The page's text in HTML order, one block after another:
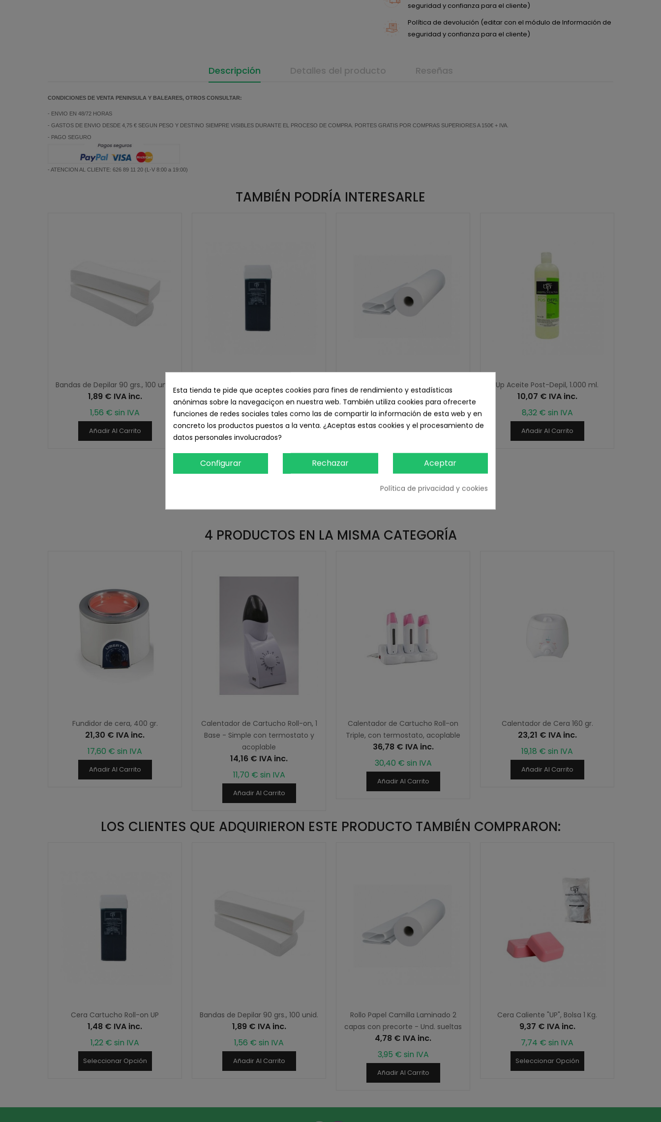
seguridad y confianza para el cliente)
Política de devolución (editar con el módulo de Información de
seguridad y confianza para el cliente)
Descripción Detalles del producto Reseñas
CONDICIONES DE VENTA PENINSULA Y BALEARES, OTROS CONSULTAR:
- ENVIO EN 48/72 HORAS
- GASTOS DE ENVIO DESDE 4,75 € SEGUN PESO Y DESTINO SIEMPRE VISIBLES DURANTE EL PROCESO DE COMPRA. PORTES GRATIS POR COMPRAS SUPERIORES A 150€ + IVA.
- PAGO SEGURO
- ATENCION AL CLIENTE: 626 89 11 20 (L-V 8:00 a 19:00)
TAMBIÉN PODRÍA INTERESARLE
Bandas de Depilar 90 grs., 100 unid.
1,89 € IVA inc.
1,56 € sin IVA
Añadir Al Carrito
Cera Cartucho Roll-on UP
1,48 € IVA inc.
1,22 € sin IVA
Seleccionar Opción
Rollo Papel Camilla Laminado 2
capas con precorte - Und. sueltas
4,78 € IVA inc.
3,95 € sin IVA
Up Aceite Post-Depil, 1.000 ml.
10,07 € IVA inc.
8,32 € sin IVA
Añadir Al Carrito
4 PRODUCTOS EN LA MISMA CATEGORÍA
Fundidor de cera, 400 gr.
21,30 € IVA inc.
17,60 € sin IVA
Añadir Al Carrito
Calentador de Cartucho Roll-on, 1
Base - Simple con termostato y
acoplable
14,16 € IVA inc.
11,70 € sin IVA
Añadir Al Carrito
Calentador de Cartucho Roll-on
Triple, con termostato, acoplable
36,78 € IVA inc.
30,40 € sin IVA
Añadir Al Carrito
Calentador de Cera 160 gr.
23,21 € IVA inc.
19,18 € sin IVA
Añadir Al Carrito
LOS CLIENTES QUE ADQUIRIERON ESTE PRODUCTO TAMBIÉN COMPRARON:
Cera Cartucho Roll-on UP
1,48 € IVA inc.
1,22 € sin IVA
Seleccionar Opción
Bandas de Depilar 90 grs., 100 unid.
1,89 € IVA inc.
1,56 € sin IVA
Añadir Al Carrito
Rollo Papel Camilla Laminado 2
capas con precorte - Und. sueltas
4,78 € IVA inc.
3,95 € sin IVA
Añadir Al Carrito
Cera Caliente "UP", Bolsa 1 Kg.
9,37 € IVA inc.
7,74 € sin IVA
Seleccionar Opción
Esta tienda te pide que aceptes cookies para fines de rendimiento y estadísticas
anónimas sobre la navegaciçon en nuestra web. También utiliza cookies para ofrecerte
funciones de redes sociales tales como las de compartir la información de esta web y en
concreto los productos puestos a la venta. ¿Aceptas estas cookies y el procesamiento de
datos personales involucrados?
Configurar Rechazar Aceptar
Política de privacidad y cookies